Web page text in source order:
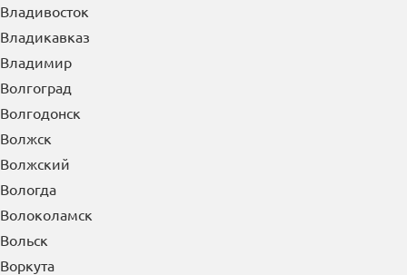
В
Великие Луки
Великий Новгород
Верея
Верхняя Пышма
Верхняя Салда
Видное
Владивосток
Владикавказ
Владимир
Волгоград